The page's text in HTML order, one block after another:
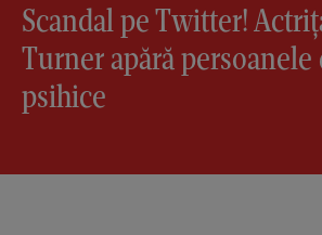
Scandal pe Twitter!
Turner apără
psihice